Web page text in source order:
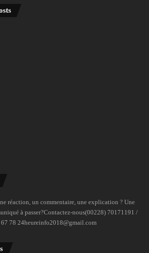
réaction, un commentaire, une explication ? Une
à passer?Contactez-nous(00228) 70171191 /
78 24heureinfo2018@gmail.com